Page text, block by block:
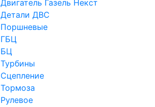
Двигатель Газель Некст
Детали ДВС
Поршневые
ГБЦ
БЦ
Турбины
Сцепление
Тормоза
Рулевое